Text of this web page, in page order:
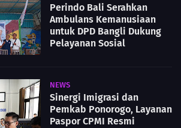
Perindo Bali Serahkan
Ambulans Kemanusiaan
untuk DPD Bangli Dukung
Pelayanan Sosial
NEWS
Sinergi Imigrasi dan
Pemkab Ponorogo, Layanan
Paspor CPMI Resmi